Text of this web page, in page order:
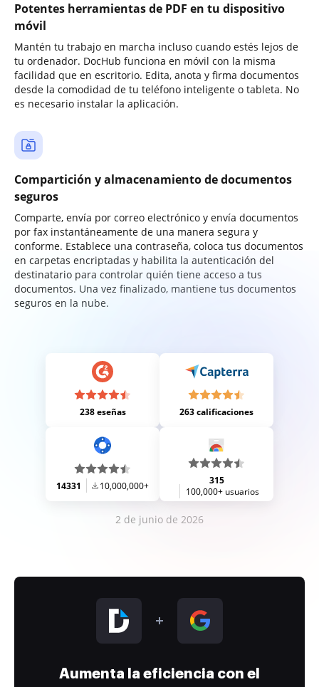
Potentes herramientas de PDF en tu dispositivo
móvil
Mantén tu trabajo en marcha incluso cuando estés lejos de
tu ordenador. DocHub funciona en móvil con la misma
facilidad que en escritorio. Edita, anota y firma documentos
desde la comodidad de tu teléfono inteligente o tableta. No
es necesario instalar la aplicación.
Compartición y almacenamiento de documentos
seguros
Comparte, envía por correo electrónico y envía documentos
por fax instantáneamente de una manera segura y
conforme. Establece una contraseña, coloca tus documentos
en carpetas encriptadas y habilita la autenticación del
destinatario para controlar quién tiene acceso a tus
documentos. Una vez finalizado, mantiene tus documentos
seguros en la nube.
238 eseñas 263 calificaciones
14331 10,000,000+
315
100,000+ usuarios
2 de junio de 2026
Aumenta la eficiencia con el